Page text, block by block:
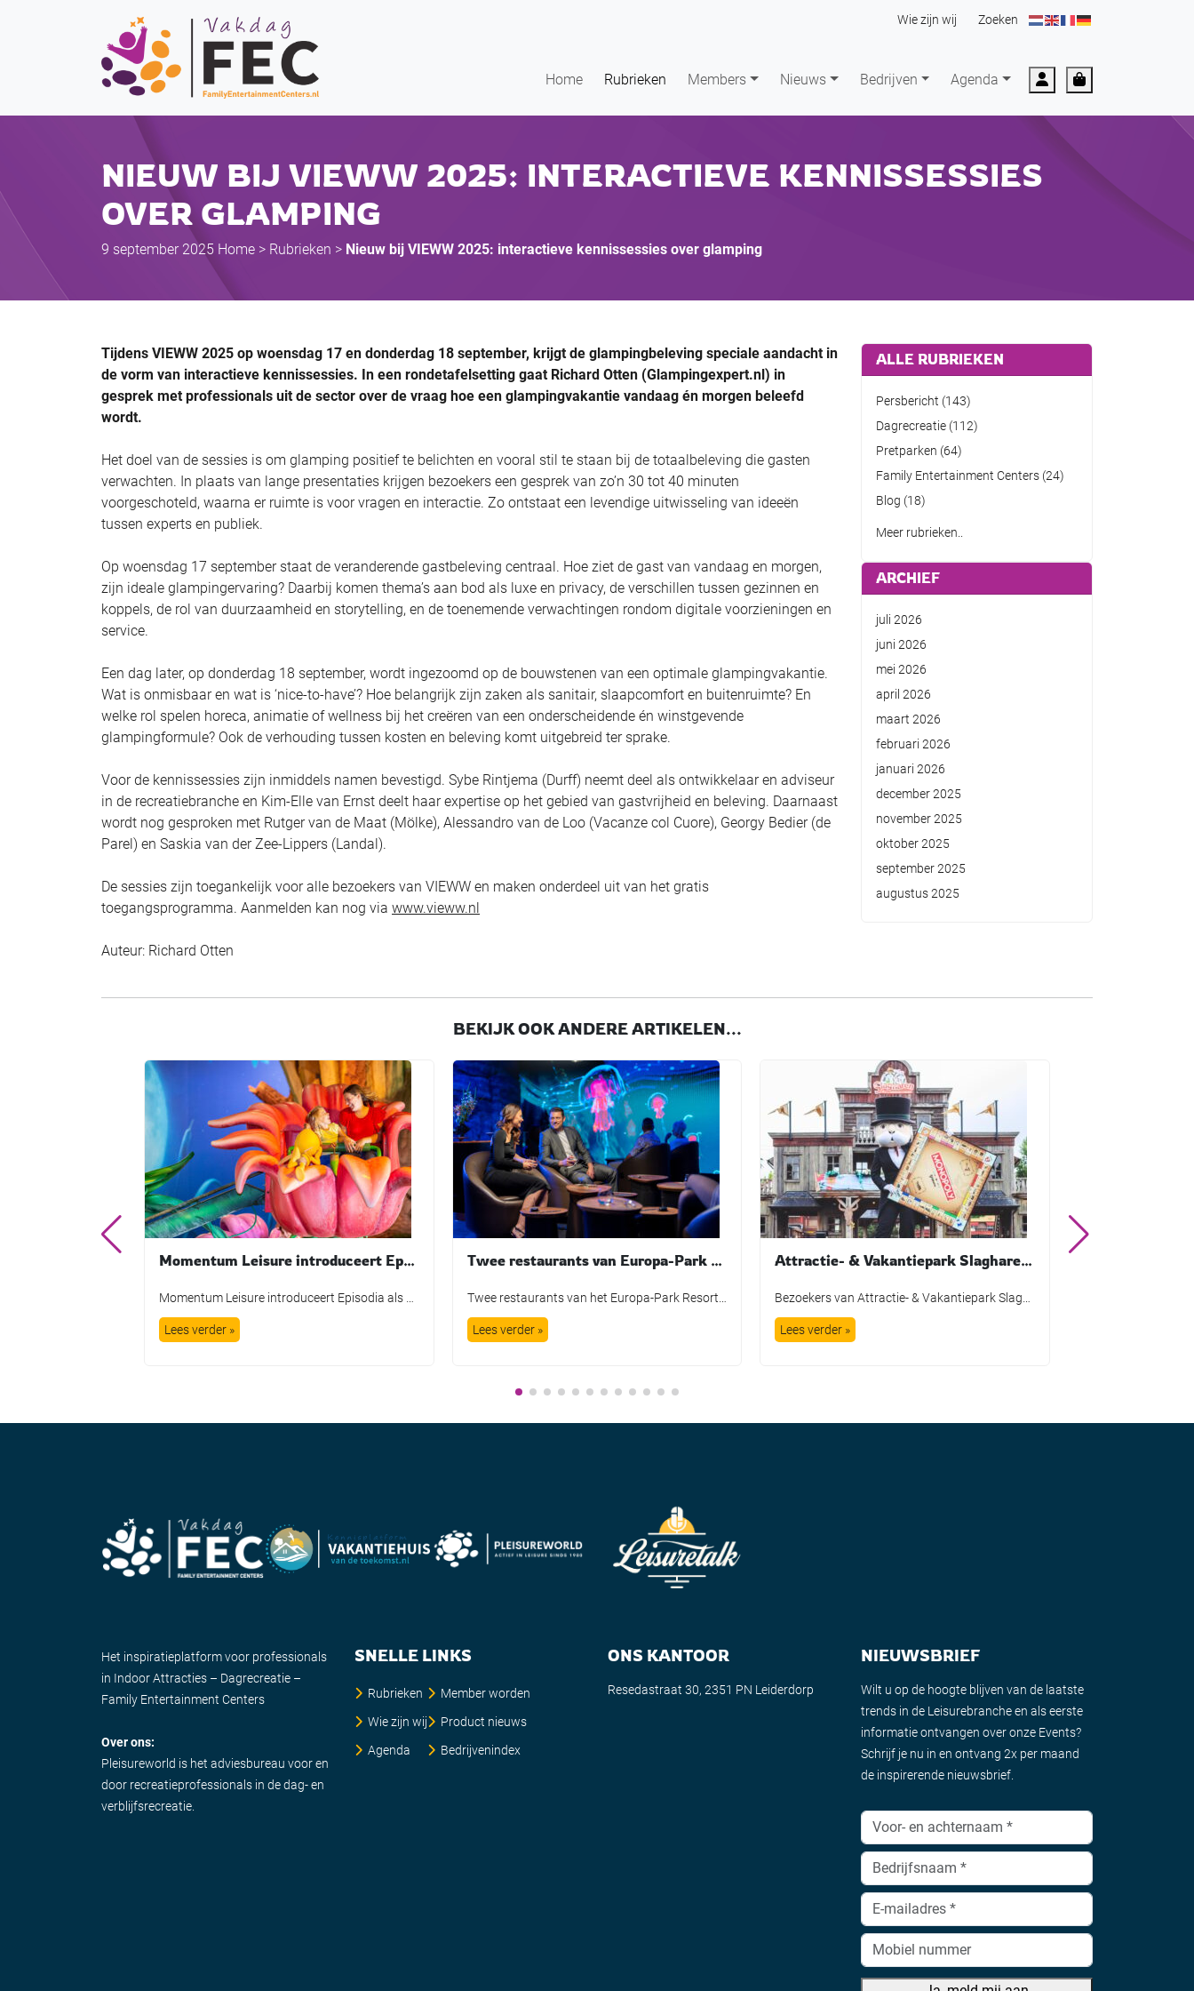
Wie zijn wij Zoeken
Home Rubrieken Members Nieuws Bedrijven Agenda AccountCart
NIEUW BIJ VIEWW 2025: INTERACTIEVE KENNISSESSIES
OVER GLAMPING
9 september 2025 Home > Rubrieken > Nieuw bij VIEWW 2025: interactieve kennissessies over glamping
Tijdens VIEWW 2025 op woensdag 17 en donderdag 18 september, krijgt de glampingbeleving speciale aandacht in
de vorm van interactieve kennissessies. In een rondetafelsetting gaat Richard Otten (Glampingexpert.nl) in
gesprek met professionals uit de sector over de vraag hoe een glampingvakantie vandaag én morgen beleefd
wordt.
Het doel van de sessies is om glamping positief te belichten en vooral stil te staan bij de totaalbeleving die gasten
verwachten. In plaats van lange presentaties krijgen bezoekers een gesprek van zo’n 30 tot 40 minuten
voorgeschoteld, waarna er ruimte is voor vragen en interactie. Zo ontstaat een levendige uitwisseling van ideeën
tussen experts en publiek.
Op woensdag 17 september staat de veranderende gastbeleving centraal. Hoe ziet de gast van vandaag en morgen,
zijn ideale glampingervaring? Daarbij komen thema’s aan bod als luxe en privacy, de verschillen tussen gezinnen en
koppels, de rol van duurzaamheid en storytelling, en de toenemende verwachtingen rondom digitale voorzieningen en
service.
Een dag later, op donderdag 18 september, wordt ingezoomd op de bouwstenen van een optimale glampingvakantie.
Wat is onmisbaar en wat is ‘nice-to-have’? Hoe belangrijk zijn zaken als sanitair, slaapcomfort en buitenruimte? En
welke rol spelen horeca, animatie of wellness bij het creëren van een onderscheidende én winstgevende
glampingformule? Ook de verhouding tussen kosten en beleving komt uitgebreid ter sprake.
Voor de kennissessies zijn inmiddels namen bevestigd. Sybe Rintjema (Durff) neemt deel als ontwikkelaar en adviseur
in de recreatiebranche en Kim-Elle van Ernst deelt haar expertise op het gebied van gastvrijheid en beleving. Daarnaast
wordt nog gesproken met Rutger van de Maat (Mölke), Alessandro van de Loo (Vacanze col Cuore), Georgy Bedier (de
Parel) en Saskia van der Zee-Lippers (Landal).
De sessies zijn toegankelijk voor alle bezoekers van VIEWW en maken onderdeel uit van het gratis
toegangsprogramma. Aanmelden kan nog via www.vieww.nl
Auteur: Richard Otten
ALLE RUBRIEKEN
Persbericht (143)
Dagrecreatie (112)
Pretparken (64)
Family Entertainment Centers (24)
Blog (18)
Meer rubrieken..
ARCHIEF
juli 2026
juni 2026
mei 2026
april 2026
maart 2026
februari 2026
januari 2026
december 2025
november 2025
oktober 2025
september 2025
augustus 2025
BEKIJK OOK ANDERE ARTIKELEN...
Momentum Leisure introduceert Episodia als nieuw merk voor familieparken in Centraal- en Oost-Europa
Lees verder »
Twee restaurants van Europa-Park Resort onderscheiden door Guide MICHELIN
Lees verder »
Attractie- & Vakantiepark Slagharen krijgt eigen Monopoly-editie
Lees verder »
Het inspiratieplatform voor professionals
in Indoor Attracties – Dagrecreatie –
Family Entertainment Centers
Over ons:
Pleisureworld is het adviesbureau voor en
door recreatieprofessionals in de dag- en
verblijfsrecreatie.
SNELLE LINKS
Rubrieken
Wie zijn wij
Agenda
Member worden
Product nieuws
Bedrijvenindex
ONS KANTOOR
Resedastraat 30, 2351 PN Leiderdorp
NIEUWSBRIEF
Wilt u op de hoogte blijven van de laatste
trends in de Leisurebranche en als eerste
informatie ontvangen over onze Events?
Schrijf je nu in en ontvang 2x per maand
de inspirerende nieuwsbrief.